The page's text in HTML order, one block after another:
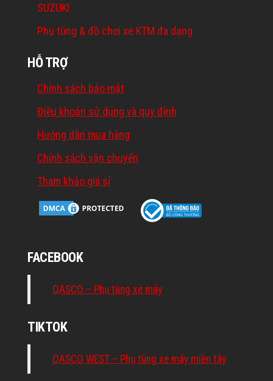
SUZUKI
Phụ tùng & đồ chơi xe KTM đa dạng
HỖ TRỢ
Chính sách bảo mật
Điều khoản sử dụng và quy định
Hướng dẫn mua hàng
Chính sách vận chuyển
Tham khảo giá sỉ
FACEBOOK
QASCO – Phụ tùng xe máy
TIKTOK
QASCO WEST – Phụ tùng xe máy miền tây